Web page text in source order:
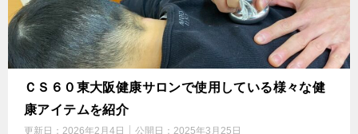
ＣＳ６０東大阪健康サロンで使用している様々な健
康アイテムを紹介
更新日： 2026年2月4日 公開日： 2025年3月25日